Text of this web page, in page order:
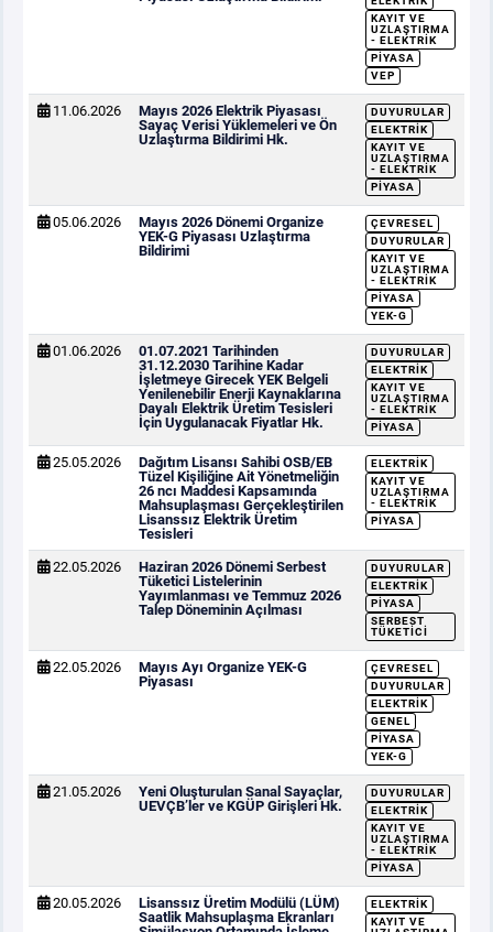
KAYIT VE
UZLAŞTIRMA
- ELEKTRIK
PIYASA
VEP
11.06.2026
Mayıs 2026 Elektrik Piyasası
Sayaç Verisi Yüklemeleri ve Ön
Uzlaştırma Bildirimi Hk.
DUYURULAR
ELEKTRIK
KAYIT VE
UZLAŞTIRMA
- ELEKTRIK
PIYASA
05.06.2026
Mayıs 2026 Dönemi Organize
YEK-G Piyasası Uzlaştırma
Bildirimi
ÇEVRESEL
DUYURULAR
KAYIT VE
UZLAŞTIRMA
- ELEKTRIK
PIYASA
YEK-G
01.06.2026
01.07.2021 Tarihinden
31.12.2030 Tarihine Kadar
İşletmeye Girecek YEK Belgeli
Yenilenebilir Enerji Kaynaklarına
Dayalı Elektrik Üretim Tesisleri
İçin Uygulanacak Fiyatlar Hk.
DUYURULAR
ELEKTRIK
KAYIT VE
UZLAŞTIRMA
- ELEKTRIK
PIYASA
25.05.2026
Dağıtım Lisansı Sahibi OSB/EB
Tüzel Kişiliğine Ait Yönetmeliğin
26 ncı Maddesi Kapsamında
Mahsuplaşması Gerçekleştirilen
Lisanssız Elektrik Üretim
Tesisleri
ELEKTRIK
KAYIT VE
UZLAŞTIRMA
- ELEKTRIK
PIYASA
22.05.2026
Haziran 2026 Dönemi Serbest
Tüketici Listelerinin
Yayımlanması ve Temmuz 2026
Talep Döneminin Açılması
DUYURULAR
ELEKTRIK
PIYASA
SERBEST
TÜKETICI
22.05.2026
Mayıs Ayı Organize YEK-G
Piyasası
ÇEVRESEL
DUYURULAR
ELEKTRIK
GENEL
PIYASA
YEK-G
21.05.2026
Yeni Oluşturulan Sanal Sayaçlar,
UEVÇB’ler ve KGÜP Girişleri Hk.
DUYURULAR
ELEKTRIK
KAYIT VE
UZLAŞTIRMA
- ELEKTRIK
PIYASA
20.05.2026
Lisanssız Üretim Modülü (LÜM)
Saatlik Mahsuplaşma Ekranları
ELEKTRIK
KAYIT VE